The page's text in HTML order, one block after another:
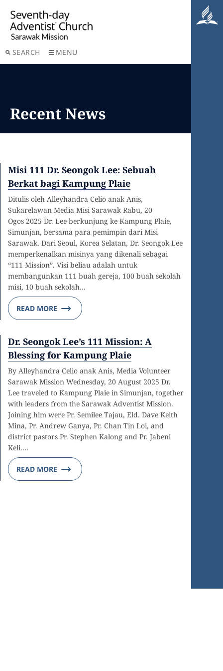
SEARCH MENU
Recent News
Misi 111 Dr. Seongok Lee: Sebuah
Berkat bagi Kampung Plaie
Ditulis oleh Alleyhandra Celio anak Anis,
Sukarelawan Media Misi Sarawak Rabu, 20
Ogos 2025 Dr. Lee berkunjung ke Kampung Plaie,
Simunjan, bersama para pemimpin dari Misi
Sarawak. Dari Seoul, Korea Selatan, Dr. Seongok Lee
memperkenalkan misinya yang dikenali sebagai
“111 Mission”. Visi beliau adalah untuk
membangunkan 111 buah gereja, 100 buah sekolah
misi, 10 buah sekolah…
READ MORE
Dr. Seongok Lee’s 111 Mission: A
Blessing for Kampung Plaie
By Alleyhandra Celio anak Anis, Media Volunteer
Sarawak Mission Wednesday, 20 August 2025 Dr.
Lee traveled to Kampung Plaie in Simunjan, together
with leaders from the Sarawak Adventist Mission.
Joining him were Pr. Semilee Tajau, Eld. Dave Keith
Mina, Pr. Andrew Ganya, Pr. Chan Tin Loi, and
district pastors Pr. Stephen Kalong and Pr. Jabeni
Keli.…
READ MORE